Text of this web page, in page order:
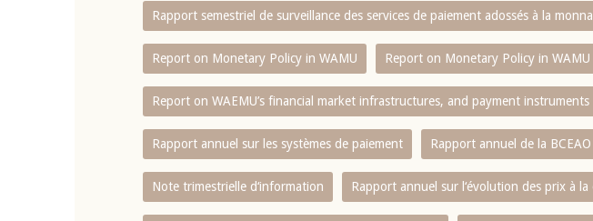
Rapport semestriel de surveillance des services de paiement adossés à la
Report on Monetary Policy in WAMU Report on Monetary Policy in WAMU
Report on WAEMU’s financial market infrastructures, and payment instruments
Rapport annuel sur les systèmes de paiement Rapport annuel de la BCEAO
Note trimestrielle d‘information Rapport annuel sur l‘évolution des prix à